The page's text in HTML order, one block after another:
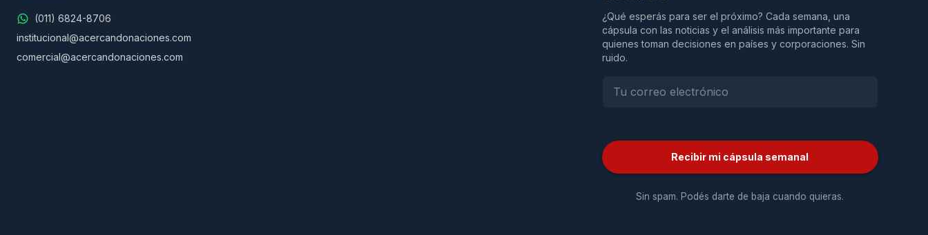
(011) 6824-8706
institucional@acercandonaciones.com
comercial@acercandonaciones.com
¿Qué esperás para ser el próximo? Cada semana, una
cápsula con las noticias y el análisis más importante para
quienes toman decisiones en países y corporaciones. Sin
ruido.
Recibir mi cápsula semanal
Sin spam. Podés darte de baja cuando quieras.